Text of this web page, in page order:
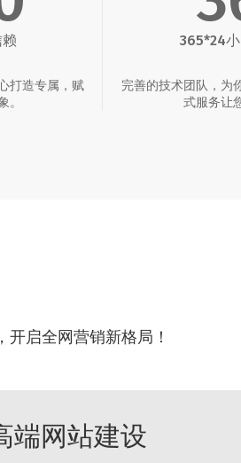
打造专属，赋
。
365*24
完善的技术团队，为
式服务让
启全网营销新格局！
端网站建设